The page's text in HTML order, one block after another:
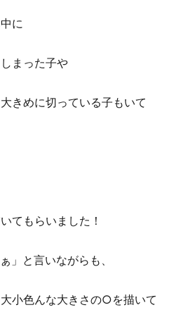
に
まった子や
きめに切っている子もいて
てもらいました！
」と言いながらも、
小色んな大きさの○を描いて